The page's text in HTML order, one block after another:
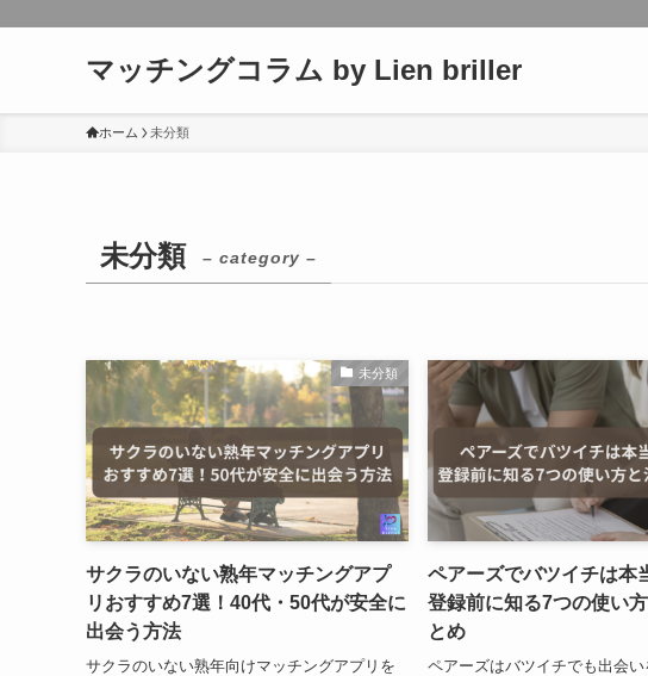
マッチングコラム by Lien briller
ホーム 未分類
未分類 – category –
未分類
サクラのいない熟年マッチングアプ
リおすすめ7選！40代・50代が安全に
出会う方法
サクラのいない熟年向けマッチングアプリを
ペアーズでバツイチは本
登録前に知る7つの使い
とめ
ペアーズはバツイチでも出会い